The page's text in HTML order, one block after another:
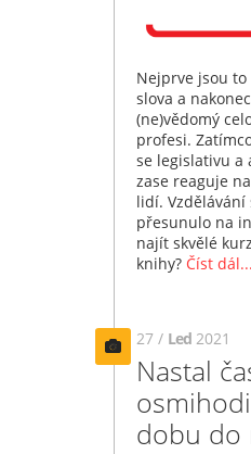
Nejprve jsou
slova a
(ne)vědomý
profesi.
se legislativu a
zase reaguje
lidí.
přesunulo na
najít skvělé
knihy? Číst dál...
27 / Led 2021
Nastal
dobu do